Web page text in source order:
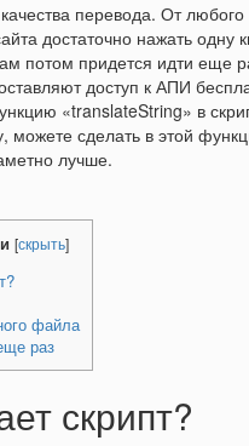
перевода. От
достаточно нажать
потом придется идти еще
доступ к АПИ
«translateString» в
можете сделать в этой
лучше.
[скрыть]
файла
раз
скрипт?